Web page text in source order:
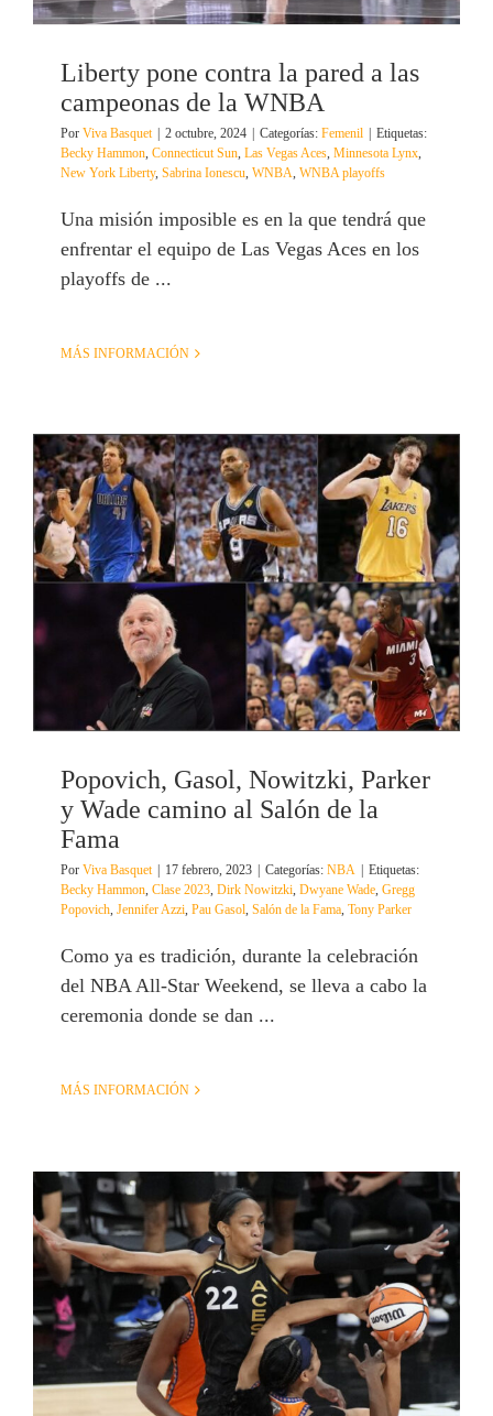
Liberty pone contra la pared a las
campeonas de la WNBA
Por Viva Basquet | 2 octubre, 2024 | Categorías: Femenil | Etiquetas:
Becky Hammon Connecticut Sun Las Vegas Aces Minnesota Lynx
New York Liberty, Sabrina Ionescu WNBA WNBA playoffs
Una misión imposible es en la que tendrá que
enfrentar el equipo de Las Vegas Aces en los
playoffs de ...
MÁS INFORMACIÓN
Popovich, Gasol, Nowitzki, Parker
y Wade camino al Salón de la
Fama
Por Viva Basquet | 17 febrero, 2023 | Categorías: NBA | Etiquetas:
Becky Hammon Clase 2023 Dirk Nowitzki Dwyane Wade Gregg
Popovich Jennifer Azzi Pau Gasol Salón de la Fama Tony Parker
Como ya es tradición, durante la celebración
del NBA All-Star Weekend, se lleva a cabo la
ceremonia donde se dan ...
MÁS INFORMACIÓN